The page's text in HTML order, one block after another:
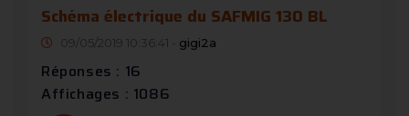
Schéma électrique du SAFMIG 130 BL
09/05/2019 10:36:41 - gigi2a
Réponses : 16
Affichages : 1086